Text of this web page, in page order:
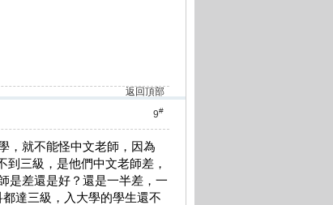
返回頂部
9#
，就不能怪中文老師，因為
三級，是他們中文老師差，
是差還是好？還是一半差，一
達三級，入大學的學生還不